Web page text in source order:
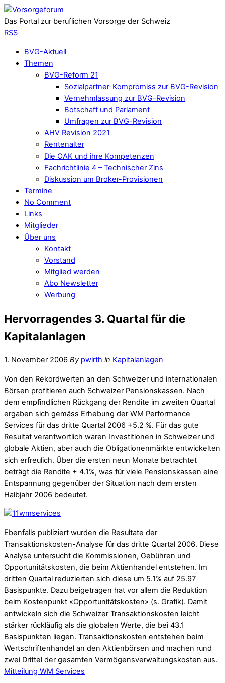
Das Portal zur beruflichen Vorsorge der Schweiz
RSS
BVG-Aktuell
Themen
BVG-Reform 21
Sozialpartner-Kompromiss zur BVG-Revision
Vernehmlassung zur BVG-Revision
Botschaft und Parlament
Umfragen zur BVG-Revision
AHV Revision 2021
Rentenalter
Die OAK und ihre Kompetenzen
Fachrichtlinie 4 – Technischer Zins
Diskussion um Broker-Provisionen
Termine
No Comment
Links
Mitglieder
Über uns
Kontakt
Vorstand
Mitglied werden
Abo Newsletter
Werbung
Hervorragendes 3. Quartal für die
Kapitalanlagen
1. November 2006 By pwirth in Kapitalanlagen
Von den Rekordwerten an den Schweizer und internationalen
Börsen profitieren auch Schweizer Pensionskassen. Nach
dem empfindlichen Rückgang der Rendite im zweiten Quartal
ergaben sich gemäss Erhebung der WM Performance
Services für das dritte Quartal 2006 +5.2 %. Für das gute
Resultat verantwortlich waren Investitionen in Schweizer und
globale Aktien, aber auch die Obligationenmärkte entwickelten
sich erfreulich. Über die ersten neun Monate betrachtet
beträgt die Rendite + 4.1%, was für viele Pensionskassen eine
Entspannung gegenüber der Situation nach dem ersten
Halbjahr 2006 bedeutet.
Ebenfalls publiziert wurden die Resultate der
Transaktionskosten-Analyse für das dritte Quartal 2006. Diese
Analyse untersucht die Kommissionen, Gebühren und
Opportunitätskosten, die beim Aktienhandel entstehen. Im
dritten Quartal reduzierten sich diese um 5.1% auf 25.97
Basispunkte. Dazu beigetragen hat vor allem die Reduktion
beim Kostenpunkt «Opportunitätskosten» (s. Grafik). Damit
entwickeln sich die Schweizer Transaktionskosten leicht
stärker rückläufig als die globalen Werte, die bei 43.1
Basispunkten liegen. Transaktionskosten entstehen beim
Wertschriftenhandel an den Aktienbörsen und machen rund
zwei Drittel der gesamten Vermögensverwaltungskosten aus.
Mitteilung WM Services